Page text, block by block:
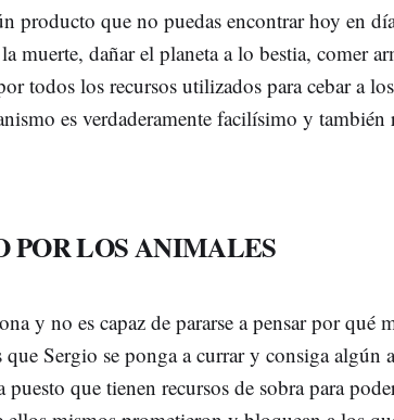
producto que no puedas encontrar hoy en
dañar el planeta a lo bestia, comer
todos los recursos utilizados para cebar a
es verdaderamente facilísimo y también
POR LOS ANIMALES
y no es capaz de pararse a pensar por qué
Sergio se ponga a currar y consiga algún
que tienen recursos de sobra para